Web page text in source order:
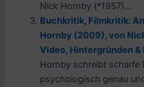
Nick Hornby (*1957)...
Buchkritik, Filmkritik:
Hornby (2009), von
Video, Hintergründen &
Hornby schreibt scharfe
psychologisch genau